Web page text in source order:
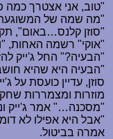
"טוב, אני אצטרך
"מה שמה של
"סוזן קלנס…באום",
"אוקי" רשמה האחות,
"הבעיה?" החל ג'ייק
"הבעיה היא שהיא
סוזן, עדיין כועסת
מוזרות ומצמררות
"מסכנה…" אמר ג'ייק
"אבל היא אפילו לא
אמרה בביטול.